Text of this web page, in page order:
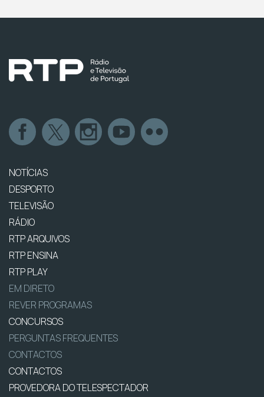
NOTÍCIAS
DESPORTO
TELEVISÃO
RÁDIO
RTP ARQUIVOS
RTP ENSINA
RTP PLAY
EM DIRETO
REVER PROGRAMAS
CONCURSOS
PERGUNTAS FREQUENTES
CONTACTOS
CONTACTOS
PROVEDORA DO TELESPECTADOR